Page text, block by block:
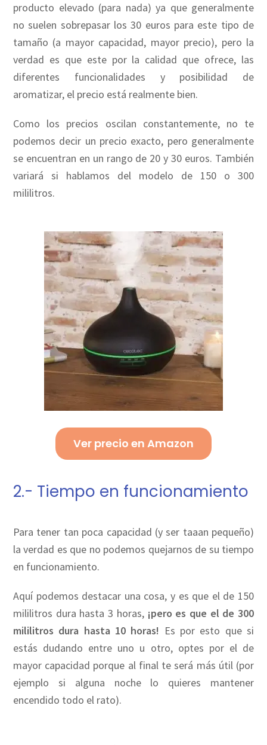
producto elevado (para nada) ya que generalmente
no suelen sobrepasar los 30 euros para este tipo de
tamaño (a mayor capacidad, mayor precio), pero la
verdad es que este por la calidad que ofrece, las
diferentes funcionalidades y posibilidad de
aromatizar, el precio está realmente bien.
Como los precios oscilan constantemente, no te
podemos decir un precio exacto, pero generalmente
se encuentran en un rango de 20 y 30 euros. También
variará si hablamos del modelo de 150 o 300
mililitros.
Ver precio en Amazon
2.- Tiempo en funcionamiento
Para tener tan poca capacidad (y ser taaan pequeño)
la verdad es que no podemos quejarnos de su tiempo
en funcionamiento.
Aquí podemos destacar una cosa, y es que el de 150
mililitros dura hasta 3 horas, ¡pero es que el de 300
mililitros dura hasta 10 horas! Es por esto que si
estás dudando entre uno u otro, optes por el de
mayor capacidad porque al final te será más útil (por
ejemplo si alguna noche lo quieres mantener
encendido todo el rato).